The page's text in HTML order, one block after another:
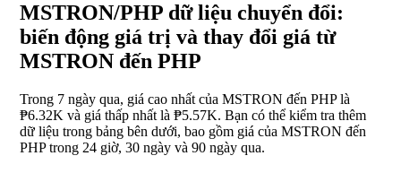
MSTRON/PHP dữ liệu chuyển đổi:
biến động giá trị và thay đổi giá từ
MSTRON đến PHP
Trong 7 ngày qua, giá cao nhất của MSTRON đến PHP là
₱6.32K và giá thấp nhất là ₱5.57K. Bạn có thể kiểm tra thêm
dữ liệu trong bảng bên dưới, bao gồm giá của MSTRON đến
PHP trong 24 giờ, 30 ngày và 90 ngày qua.